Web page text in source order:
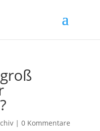
| 0 Kommentare